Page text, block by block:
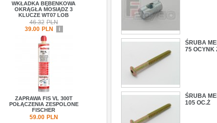
WKŁADKA BĘBENKOWA
OKRĄGŁA MOSIĄDZ 3
KLUCZE WT07 LOB
46.32 PLN
39.00 PLN i
ZAPRAWA FIS VL 300T
POŁĄCZENIA ZESPOLONE
FISCHER
59.00 PLN
ŚRUBA
75 OCYNK
ŚRUBA
105 OC.Ż